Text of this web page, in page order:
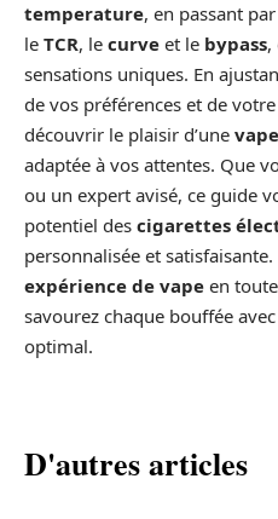
temperature, en passant
le TCR, le curve et le bypass,
sensations uniques. En
de vos préférences et de
découvrir le plaisir d’une vape
adaptée à vos attentes. Que
ou un expert avisé, ce guide
potentiel des cigarettes
personnalisée et
expérience de vape en
savourez chaque bouffée
optimal.
D'autres articles